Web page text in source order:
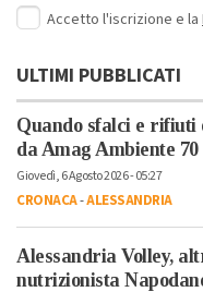
Accetto l'iscrizione e la
ULTIMI PUBBLICATI
Quando sfalci e
da Amag Ambiente
Giovedì, 6 Agosto 2026 - 05:27
CRONACA-ALESSANDRIA
Alessandria Volley,
nutrizionista